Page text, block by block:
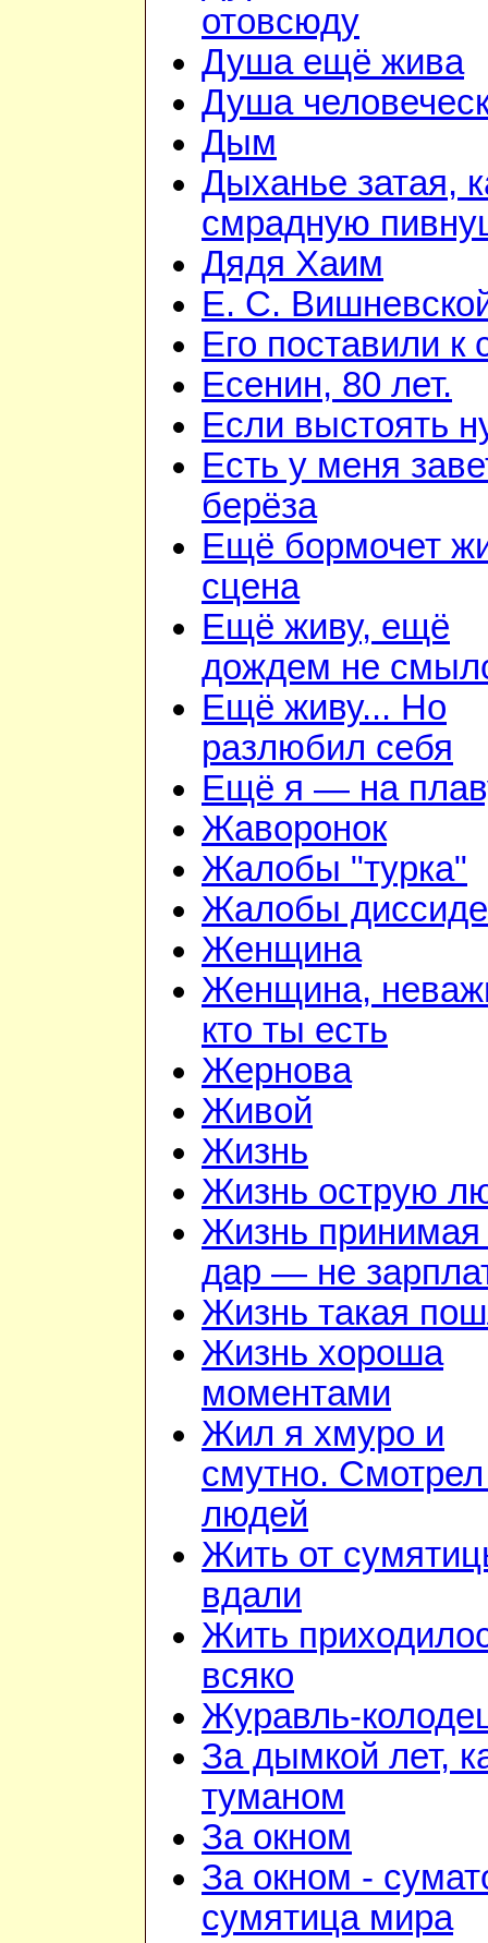
отовсюду
Душа ещё жива
Душа
Дым
Дыханье затая,
смрадную
Дядя Хаим
Е. С.
Его поставили к
Есенин, 80 лет.
Если выстоять
Есть у меня
берёза
Ещё бормочет
сцена
Ещё живу, ещё
дождем не
Ещё живу... Но
разлюбил себя
Ещё я — на
Жаворонок
Жалобы "турка"
Жалобы
Женщина
Женщина,
кто ты есть
Жернова
Живой
Жизнь
Жизнь острую
Жизнь принимая
дар — не
Жизнь такая
Жизнь хороша
моментами
Жил я хмуро и
смутно.
людей
Жить от
вдали
Жить
всяко
Журавль-
За дымкой лет,
туманом
За окном
За окном -
сумятица мира